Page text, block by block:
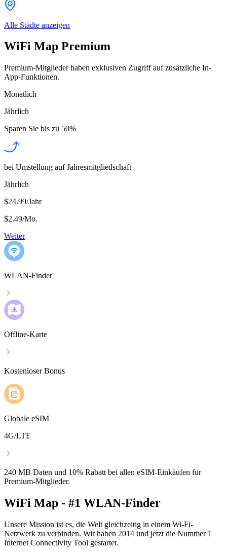
Alle Städte anzeigen
WiFi Map Premium
Premium-Mitglieder haben exklusiven Zugriff auf zusätzliche In-
App-Funktionen.
Monatlich
Jährlich
Sparen Sie bis zu 50%
bei Umstellung auf Jahresmitgliedschaft
Jährlich
$24.99/Jahr
$2.49/Mo.
Weiter
WLAN-Finder
Offline-Karte
Kostenloser Bonus
Globale eSIM
4G/LTE
240 MB Daten und 10% Rabatt bei allen eSIM-Einkäufen für
Premium-Mitglieder.
WiFi Map - #1 WLAN-Finder
Unsere Mission ist es, die Welt gleichzeitig in einem Wi-Fi-
Netzwerk zu verbinden. Wir haben 2014 und jetzt die Nummer 1
Internet Connectivity Tool gestartet.